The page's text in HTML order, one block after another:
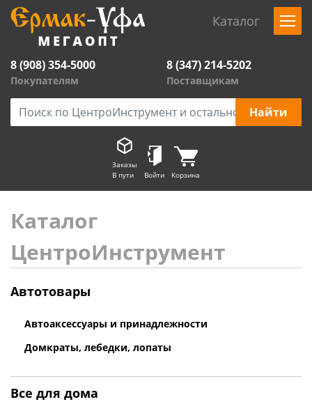
Каталог
8 (908) 354-5000
Покупателям
8 (347) 214-5202
Поставщикам
Заказы
В пути
Войти Корзина
Каталог
ЦентроИнструмент
Автотовары
Автоаксессуары и принадлежности
Домкраты, лебедки, лопаты
Все для дома